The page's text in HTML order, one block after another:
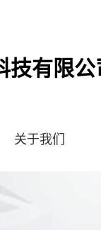
技有限
关于我们